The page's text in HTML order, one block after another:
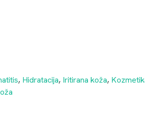
, Hidratacija, Iritirana koža,